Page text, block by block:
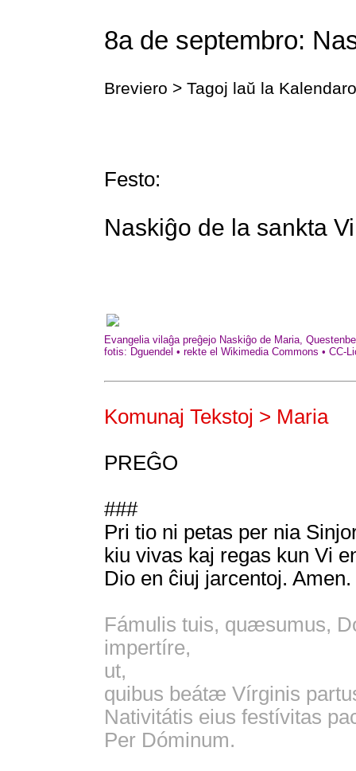
8a de septembro:
Breviero > Tagoj laŭ la
Festo:
Naskiĝo de la sankta
Evangelia vilaĝa preĝejo Naskiĝo de Maria,
fotis: Dguendel • rekte el Wikimedia Commons • CC-
Komunaj Tekstoj > Maria
PREĜO
###
Pri tio ni petas per nia
kiu vivas kaj regas kun Vi
Dio en ĉiuj jarcentoj. Amen.
Fámulis tuis, quæsumus,
impertíre,
ut,
quibus beátæ Vírginis
Nativitátis eius festívitas
Per Dóminum.